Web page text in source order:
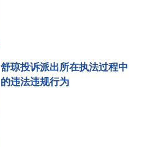
舒琼投诉派出所在执法过程中
的违法违规行为